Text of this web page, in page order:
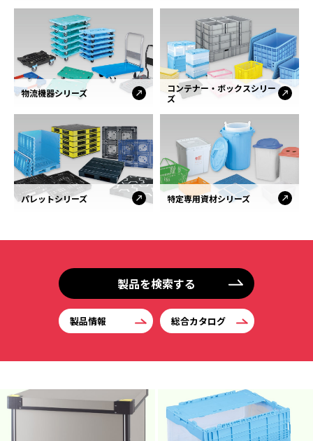
物流機器シリーズ
コンテナー・ボックスシリー
ズ
パレットシリーズ 特定専用資材シリーズ
製品を検索する
製品情報 総合カタログ